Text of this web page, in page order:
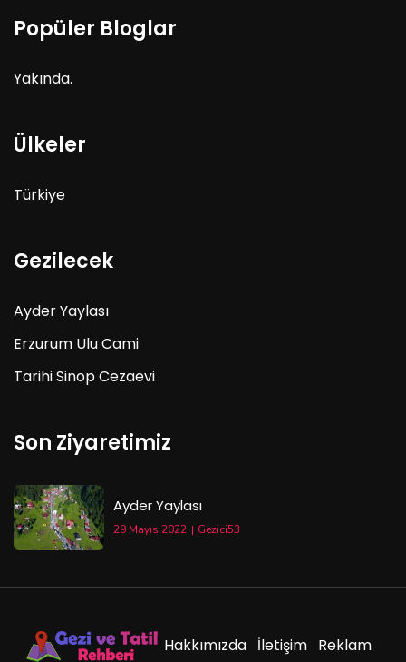
Popüler Bloglar
Yakında.
Ülkeler
Türkiye
Gezilecek
Ayder Yaylası
Erzurum Ulu Cami
Tarihi Sinop Cezaevi
Son Ziyaretimiz
Ayder Yaylası
29 Mayıs 2022 Gezici53
Hakkımızda İletişim Reklam